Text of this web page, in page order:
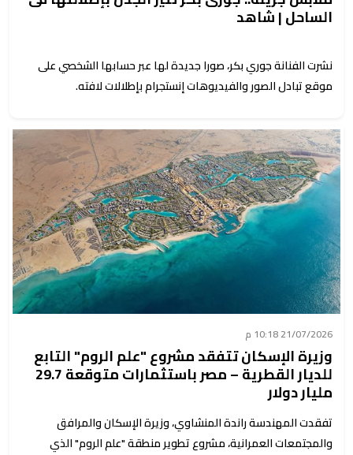
الساحل | شاهد
نشرت الفنانة جوري بكر، صورا جديدة لها عبر حسابها الشخصي على
موقع تبادل الصور والفيديوهات إنستجرام بإطلالات لافته.
21/07/2026 10:18 م
وزيرة الإسكان تتفقد مشروع "علم الروم" التابع
للديار القطرية – مصر باستثمارات متوقعة 29.7
مليار دولار
تفقدت المهندسة راندة المنشاوي، وزيرة الإسكان والمرافق
والمجتمعات العمرانية، مشروع تطوير منطقة "علم الروم" الذي